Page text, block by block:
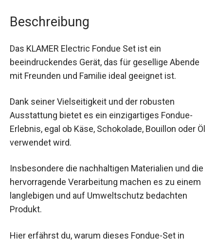
Beschreibung
Das KLAMER Electric Fondue Set ist ein
beeindruckendes Gerät, das für gesellige Abende
mit Freunden und Familie ideal geeignet ist.
Dank seiner Vielseitigkeit und der robusten
Ausstattung bietet es ein einzigartiges Fondue-
Erlebnis, egal ob Käse, Schokolade, Bouillon oder Öl
verwendet wird.
Insbesondere die nachhaltigen Materialien und die
hervorragende Verarbeitung machen es zu einem
langlebigen und auf Umweltschutz bedachten
Produkt.
Hier erfährst du, warum dieses Fondue-Set in